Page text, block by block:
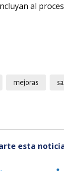
al
mejoras
esta